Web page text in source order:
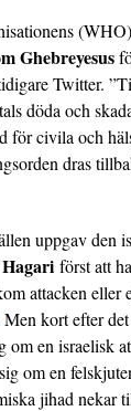
Ghebreyesus
Twitter.
döda och
för civila och
dras
uppgav den
först att
attacken eller
Men kort efter
om en israelisk
om en
jihad nekar